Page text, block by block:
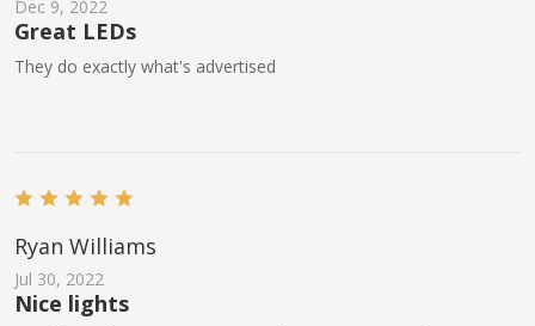
Dec 9, 2022
Great LEDs
They do exactly what's advertised
Ryan Williams
Jul 30, 2022
Nice lights